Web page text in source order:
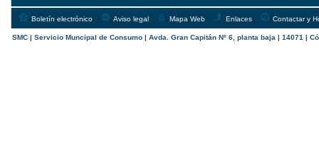
Boletín electrónico Aviso legal Mapa Web Enlaces Contactar y
SMC | Servicio Muncipal de Consumo | Avda. Gran Capitán Nº 6, planta baja | 14071 |